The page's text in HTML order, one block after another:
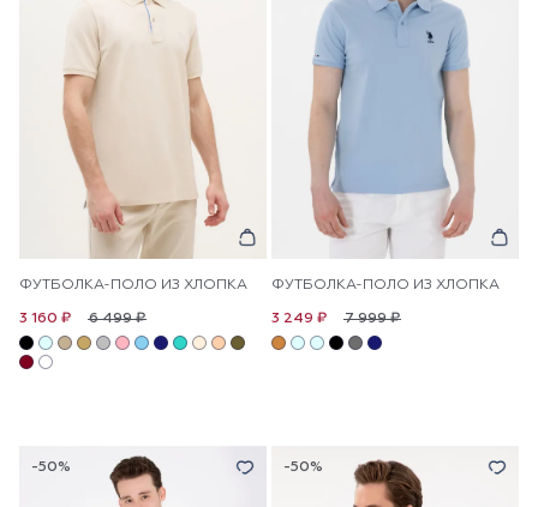
ФУТБОЛКА-ПОЛО ИЗ ХЛОПКА
6 499 ₽
3 160 ₽
ФУТБОЛКА-ПОЛО ИЗ ХЛОПКА
7 999 ₽
3 249 ₽
-50% -50%